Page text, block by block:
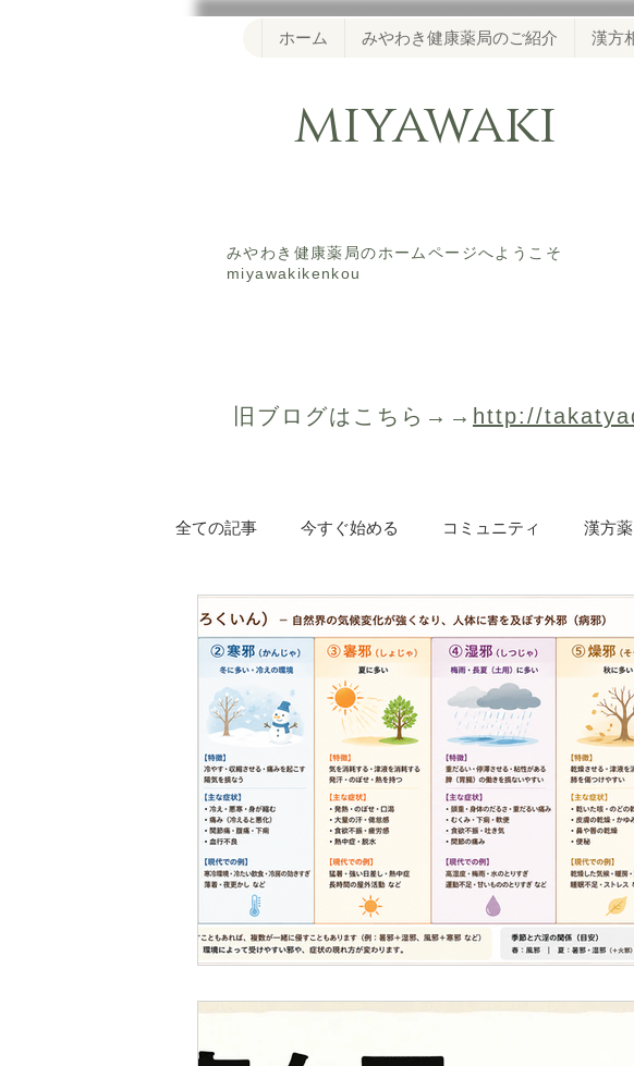
ホーム みやわき健康薬局のご紹介 漢方
miyawaki
​みやわき健康薬局のホームページへようこそ
miyawakikenkou
​旧ブログはこちら→→ http://
全ての記事 今すぐ始める コミュニティ 漢方薬
花粉症 アトピー性皮膚炎 腸内環境 うつ
尿漏れ 更年期障害 頭痛 産後疲れ
座りすぎ 肩こり 慢性疲労